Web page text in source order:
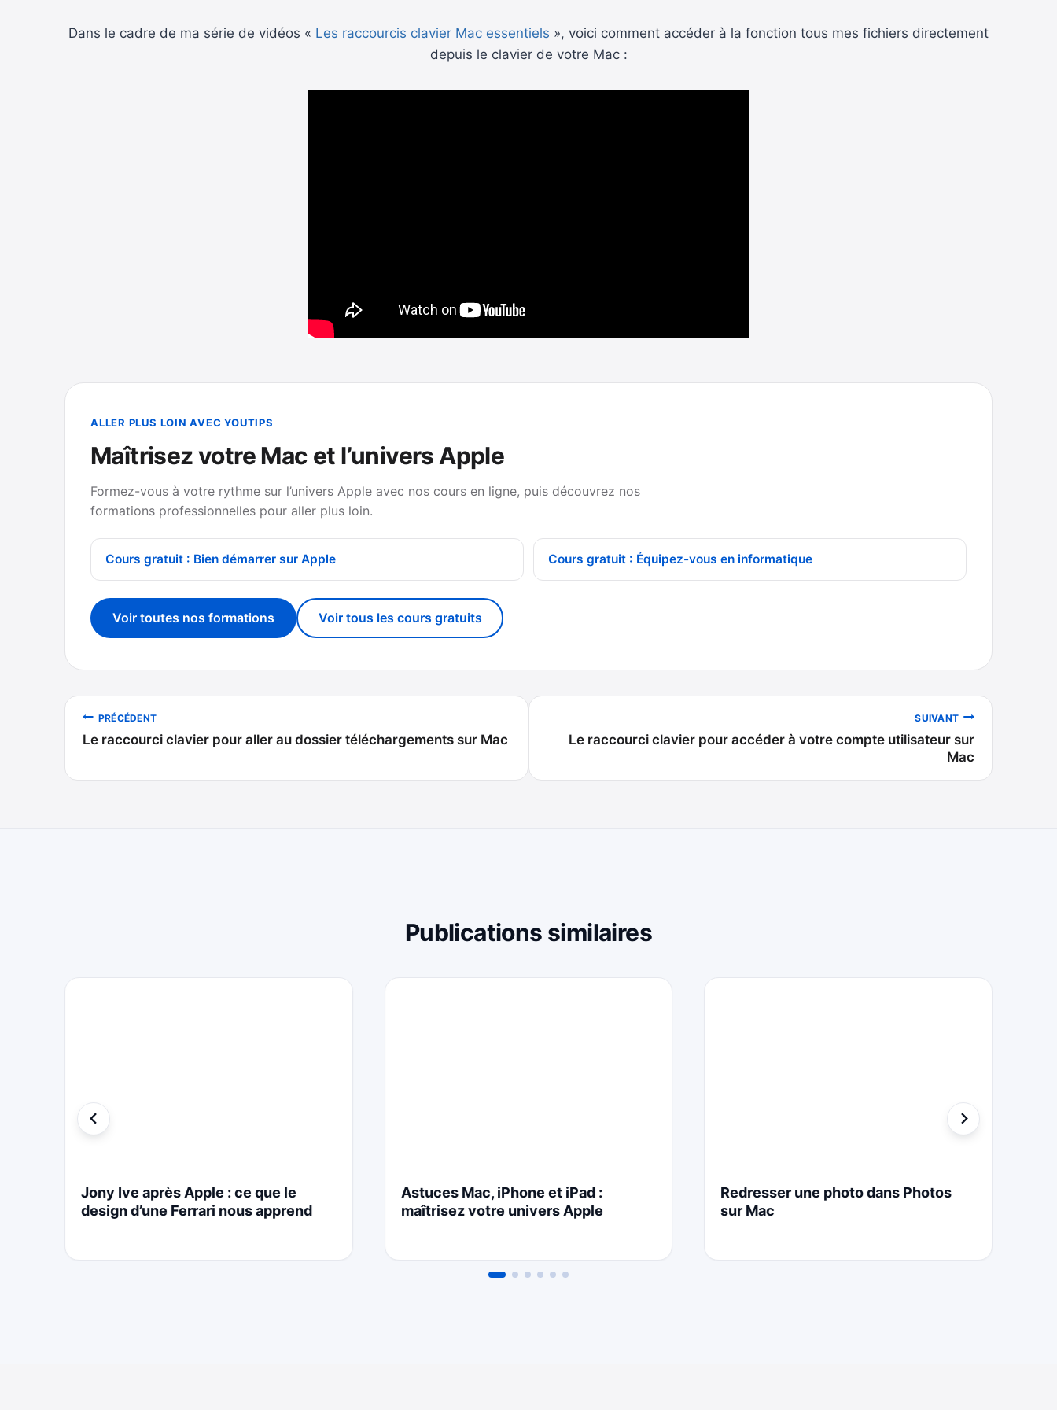
Dans le cadre de ma série de vidéos « Les raccourcis clavier Mac essentiels », voici comment accéder à la fonction tous mes fichiers directement
depuis le clavier de votre Mac :
ALLER PLUS LOIN AVEC YOUTIPS
Maîtrisez votre Mac et l’univers Apple
Formez-vous à votre rythme sur l’univers Apple avec nos cours en ligne, puis découvrez nos
formations professionnelles pour aller plus loin.
Cours gratuit : Bien démarrer sur Apple Cours gratuit : Équipez-vous en informatique
Voir toutes nos formations Voir tous les cours gratuits
Navigation
de
l’article
PRÉCÉDENT
Le raccourci clavier pour aller au dossier téléchargements sur Mac
SUIVANT
Le raccourci clavier pour accéder à votre compte utilisateur sur
Mac
Publications similaires
Jony Ive après Apple : ce que le
design d’une Ferrari nous apprend
Astuces Mac, iPhone et iPad :
maîtrisez votre univers Apple
Redresser une photo dans Photos
sur Mac